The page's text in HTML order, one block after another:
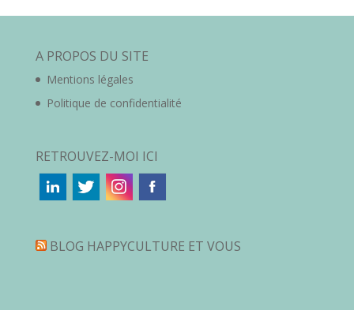
A PROPOS DU SITE
Mentions légales
Politique de confidentialité
RETROUVEZ-MOI ICI
BLOG HAPPYCULTURE ET VOUS